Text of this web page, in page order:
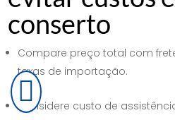

conserto
Compare preço total com
taxas de importação.
Considere custo de